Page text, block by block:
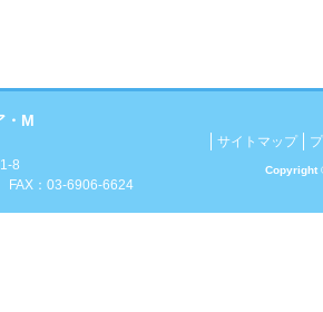
お困りならコンペア・Mにおまかせください！
・M
8
：03-6906-6624
サイトマップ
Copyright